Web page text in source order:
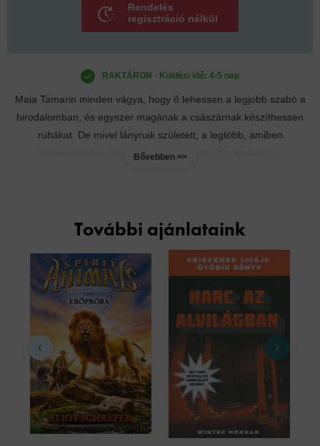
Maia Tamarin minden vágya, hogy ő lehessen a legjobb szabó a
birodalomban, és egyszer magának a császárnak készíthessen
ruhákat. De mivel lánynak született, a legtöbb, amiben
reménykedhet, egy előnyös házasság. Ám amikor a...
Bővebben >>
RAKTÁRON - Küldési idő: 4-5 nap
Rendelés
regisztráció nélkül
További ajánlataink